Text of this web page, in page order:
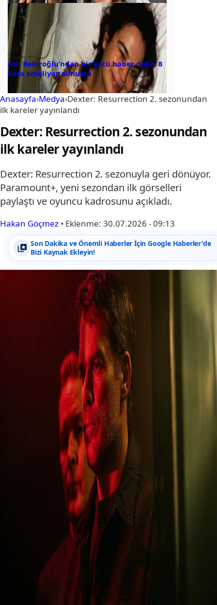
Aslı Bekiroğlu’ndan bir kötü haber daha: 8
defa ameliyat olmuştu
Anasayfa›Medya›Dexter: Resurrection 2. sezonundan
ilk kareler yayınlandı
Dexter: Resurrection 2. sezonundan
ilk kareler yayınlandı
Dexter: Resurrection 2. sezonuyla geri dönüyor.
Paramount+, yeni sezondan ilk görselleri
paylaştı ve oyuncu kadrosunu açıkladı.
Hakan Göçmez • Eklenme: 30.07.2026 - 09:13
Son Dakika ve Önemli Haberler İçin Google Haberler'de
Bizi Kaynak Ekleyin!